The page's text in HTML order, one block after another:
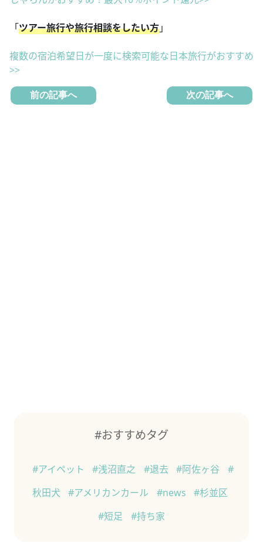
「ツアー旅行や旅行相談をしたい方」
複数の宿泊希望日が一度に検索可能な日本旅行がおすすめ
>>
前の記事へ 次の記事へ
#おすすめタグ
#アイペット #浅沼直之 #退去 #阿佐ヶ谷
#
秋田犬
#アメリカンカール #news
#杉並区
#短足
#持ち家